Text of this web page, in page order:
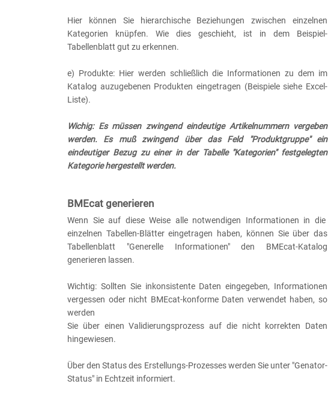
Hier können Sie hierarchische Beziehungen zwischen einzelnen
Kategorien knüpfen. Wie dies geschieht, ist in dem Beispiel-
Tabellenblatt gut zu erkennen.
e) Produkte: Hier werden schließlich die Informationen zu dem im
Katalog auzugebenen Produkten eingetragen (Beispiele siehe Excel-
Liste).
Wichig: Es müssen zwingend eindeutige Artikelnummern vergeben
werden. Es muß zwingend über das Feld "Produktgruppe" ein
eindeutiger Bezug zu einer in der Tabelle "Kategorien" festgelegten
Kategorie hergestellt werden.
BMEcat generieren
Wenn Sie auf diese Weise alle notwendigen Informationen in die
einzelnen Tabellen-Blätter eingetragen haben, können Sie über das
Tabellenblatt "Generelle Informationen" den BMEcat-Katalog
generieren lassen.
Wichtig: Sollten Sie inkonsistente Daten eingegeben, Informationen
vergessen oder nicht BMEcat-konforme Daten verwendet haben, so
werden
Sie über einen Validierungsprozess auf die nicht korrekten Daten
hingewiesen.
Über den Status des Erstellungs-Prozesses werden Sie unter "Genator-
Status" in Echtzeit informiert.